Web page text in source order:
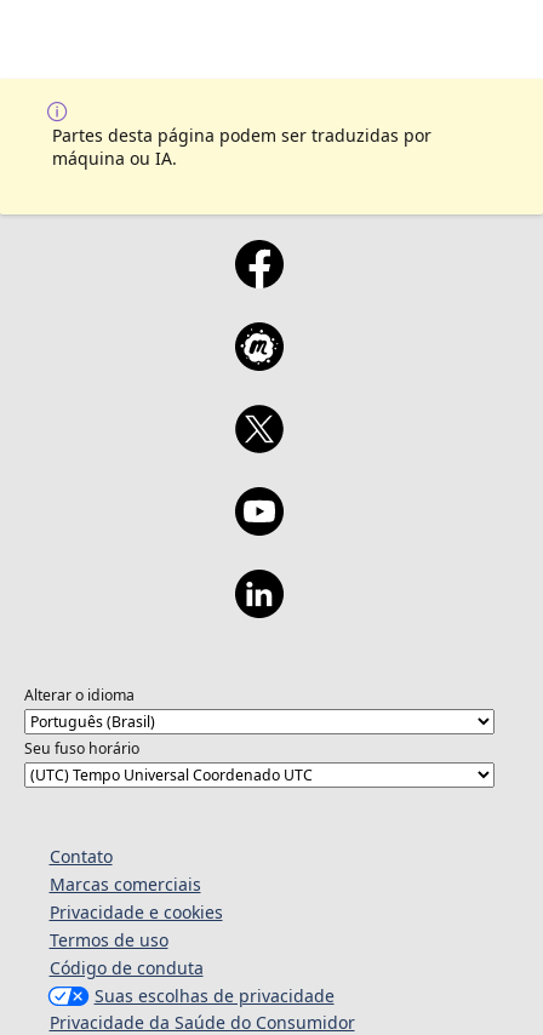
Partes desta página podem ser traduzidas por
máquina ou IA.
Alterar o idioma
Seu fuso horário
Contato
Marcas comerciais
Privacidade e cookies
Termos de uso
Código de conduta
Suas escolhas de privacidade
Privacidade da Saúde do Consumidor